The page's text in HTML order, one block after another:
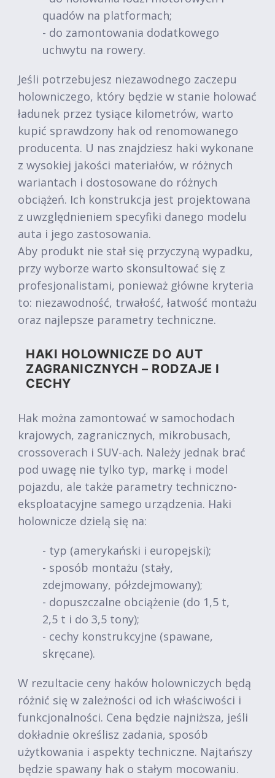
quadów na platformach;
- do zamontowania dodatkowego
uchwytu na rowery.
Jeśli potrzebujesz niezawodnego zaczepu
holowniczego, który będzie w stanie holować
ładunek przez tysiące kilometrów, warto
kupić sprawdzony hak od renomowanego
producenta. U nas znajdziesz haki wykonane
z wysokiej jakości materiałów, w różnych
wariantach i dostosowane do różnych
obciążeń. Ich konstrukcja jest projektowana
z uwzględnieniem specyfiki danego modelu
auta i jego zastosowania.
Aby produkt nie stał się przyczyną wypadku,
przy wyborze warto skonsultować się z
profesjonalistami, ponieważ główne kryteria
to: niezawodność, trwałość, łatwość montażu
oraz najlepsze parametry techniczne.
HAKI HOLOWNICZE DO AUT
ZAGRANICZNYCH – RODZAJE I
CECHY
Hak można zamontować w samochodach
krajowych, zagranicznych, mikrobusach,
crossoverach i SUV-ach. Należy jednak brać
pod uwagę nie tylko typ, markę i model
pojazdu, ale także parametry techniczno-
eksploatacyjne samego urządzenia. Haki
holownicze dzielą się na:
- typ (amerykański i europejski);
- sposób montażu (stały,
zdejmowany, półzdejmowany);
- dopuszczalne obciążenie (do 1,5 t,
2,5 t i do 3,5 tony);
- cechy konstrukcyjne (spawane,
skręcane).
W rezultacie ceny haków holowniczych będą
różnić się w zależności od ich właściwości i
funkcjonalności. Cena będzie najniższa, jeśli
dokładnie określisz zadania, sposób
użytkowania i aspekty techniczne. Najtańszy
będzie spawany hak o stałym mocowaniu.